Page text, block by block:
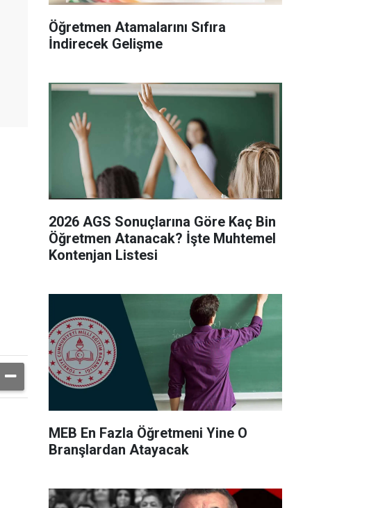
Öğretmen Atamalarını Sıfıra
İndirecek Gelişme
2026 AGS Sonuçlarına Göre Kaç Bin
Öğretmen Atanacak? İşte Muhtemel
Kontenjan Listesi
MEB En Fazla Öğretmeni Yine O
Branşlardan Atayacak